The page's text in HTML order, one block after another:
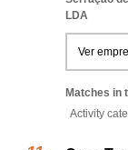
LDA
Ver
Matches in
Activity